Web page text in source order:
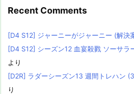
Recent Comments
[D4 S12] ジャーニーがジャーニー (解決
[D4 S12] シーズン12 血宴殺戮 ソーサラ
より
[D2R] ラダーシーズン13 週間トレハン
り